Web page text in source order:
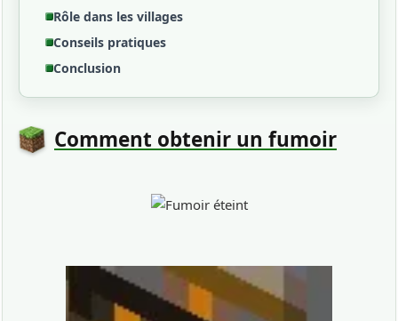
Rôle dans les villages
Conseils pratiques
Conclusion
Comment obtenir un fumoir